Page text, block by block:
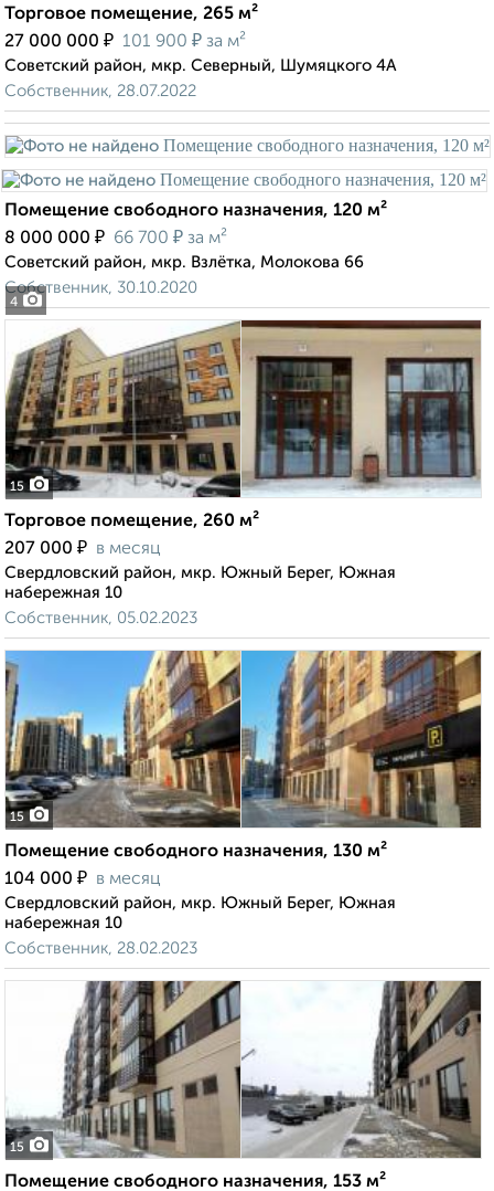
Торговое помещение, 265 м²
27 000 000 ₽ 101 900 ₽ за м²
Советский район, мкр. Северный, Шумяцкого 4А
Собственник, 28.07.2022
4
Помещение свободного назначения, 120 м²
8 000 000 ₽ 66 700 ₽ за м²
Советский район, мкр. Взлётка, Молокова 66
Собственник, 30.10.2020
15
Торговое помещение, 260 м²
207 000 ₽ в месяц
Свердловский район, мкр. Южный Берег, Южная
набережная 10
Собственник, 05.02.2023
15
Помещение свободного назначения, 130 м²
104 000 ₽ в месяц
Свердловский район, мкр. Южный Берег, Южная
набережная 10
Собственник, 28.02.2023
15
Помещение свободного назначения, 153 м²